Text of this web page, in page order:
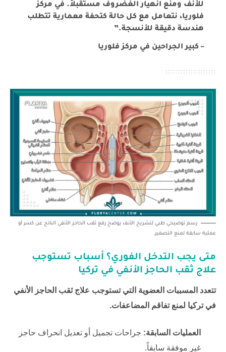
للأنف ومنع انهيار الغضروف مستقبلاً. في مركز
فلوريا، نتعامل مع كل حالة كتحفة معمارية تتطلب
هندسة دقيقة للأنسجة.”
– كبير الجراحين في مركز فلوريا
رسم توضيحي طبي لتشريح الأنف يوضح رقع ثقب الحاجز الأنفي الناتج عن كسر أو
عملية سابقة لمنع التصفير.
متى يجب التدخل الفوري؟ أسباب تستوجب
علاج ثقب الحاجز الأنفي في تركيا
تتعدد المسببات العضوية التي تستوجب علاج ثقب الحاجز الأنفي
في تركيا لمنع تفاقم المضاعفات.
العمليات السابقة: جراحات تجميل أو تعديل انحراف حاجز
غير موفقة سابقاً.